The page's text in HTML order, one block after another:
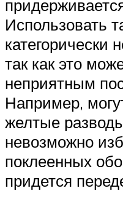
Использовать
категорически
так как это
неприятным
Например,
желтые
невозможно
поклеенных
придется